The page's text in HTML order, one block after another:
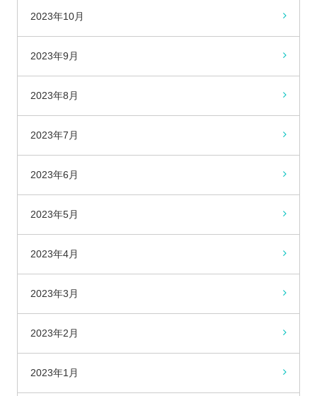
2023年10月
2023年9月
2023年8月
2023年7月
2023年6月
2023年5月
2023年4月
2023年3月
2023年2月
2023年1月